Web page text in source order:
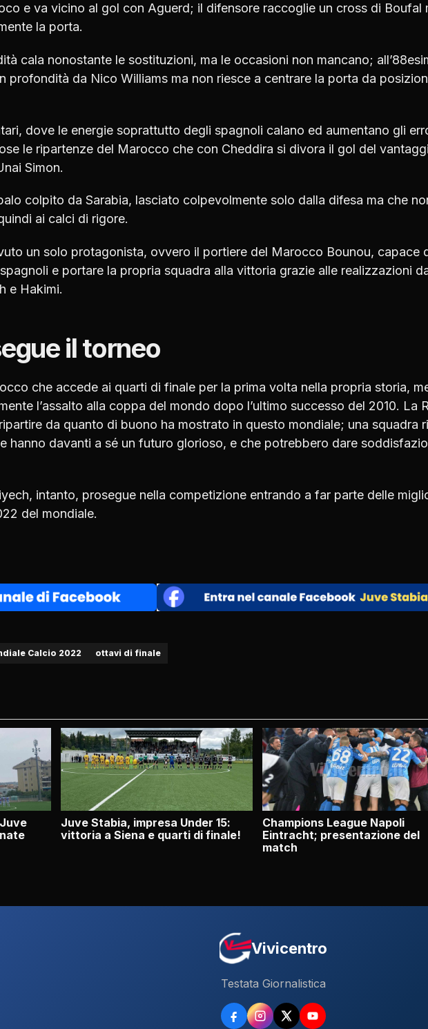
e va vicino al gol con Aguerd; il difensore raccoglie un cross di Boufal
la porta.
cala nonostante le sostituzioni, ma le occasioni non mancano;
profondità da Nico Williams ma non riesce a centrare la porta da
dove le energie soprattutto degli spagnoli calano ed aumentano gli
le ripartenze del Marocco che con Cheddira si divora il gol del
Simon.
colpito da Sarabia, lasciato colpevolmente solo dalla difesa ma che
ai calci di rigore.
un solo protagonista, ovvero il portiere del Marocco Bounou, capace
e portare la propria squadra alla vittoria grazie alle realizzazioni
e Hakimi.
il torneo
che accede ai quarti di finale per la prima volta nella propria storia,
l’assalto alla coppa del mondo dopo l’ultimo successo del 2010. La
da quanto di buono ha mostrato in questo mondiale; una squadra
hanno davanti a sé un futuro glorioso, e che potrebbero dare
intanto, prosegue nella competizione entrando a far parte delle
del mondiale.
Calcio 2022 ottavi di finale
Juve Stabia, impresa Under 15:
vittoria a Siena e quarti di finale!
Champions League Napoli
Eintracht; presentazione del
match
Vivicentro
Testata Giornalistica